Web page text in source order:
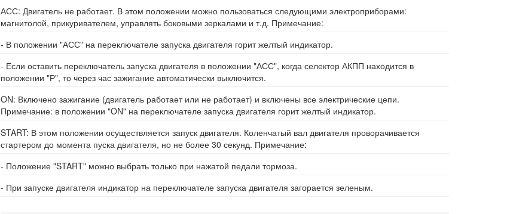
АСС: Двигатель не работает. В этом положении можно пользоваться следующими электроприборами:
магнитолой, прикуривателем, управлять боковыми зеркалами и т.д. Примечание:
- В положении "АСС" на переключателе запуска двигателя горит желтый индикатор.
- Если оставить переключатель запуска двигателя в положении "АСС", когда селектор АКПП находится в
положении "Р", то через час зажигание автоматически выключится.
ON: Включено зажигание (двигатель работает или не работает) и включены все электрические цепи.
Примечание: в положении "ON" на переключателе запуска двигателя горит желтый индикатор.
START: В этом положении осуществляется запуск двигателя. Коленчатый вал двигателя проворачивается
стартером до момента пуска двигателя, но не более 30 секунд. Примечание:
- Положение "START" можно выбрать только при нажатой педали тормоза.
- При запуске двигателя индикатор на переключателе запуска двигателя загорается зеленым.